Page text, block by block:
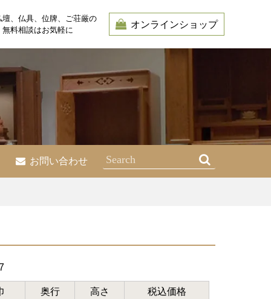
、仏具、位牌、ご荘厳の
料相談はお気軽に
オンラインショップ
お問い合わせ
奥行 高さ 税込価格